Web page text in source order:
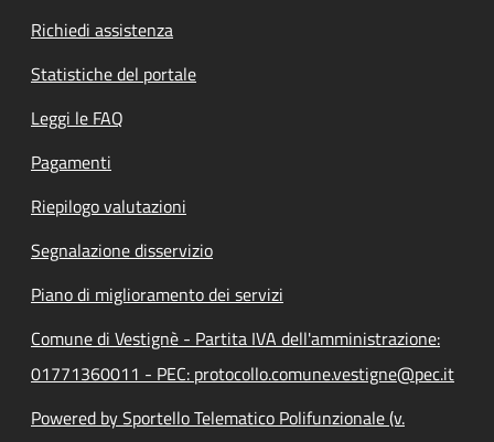
Richiedi assistenza
Statistiche del portale
Leggi le FAQ
Pagamenti
Riepilogo valutazioni
Segnalazione disservizio
Piano di miglioramento dei servizi
Comune di Vestignè - Partita IVA dell'amministrazione:
01771360011 - PEC: protocollo.comune.vestigne@pec.it
Powered by Sportello Telematico Polifunzionale (v.